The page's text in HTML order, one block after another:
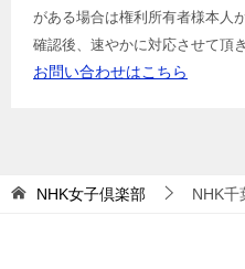
がある場合は権利所有者様本人
確認後、速やかに対応させて頂き
お問い合わせはこちら
NHK女子倶楽部 NHK千